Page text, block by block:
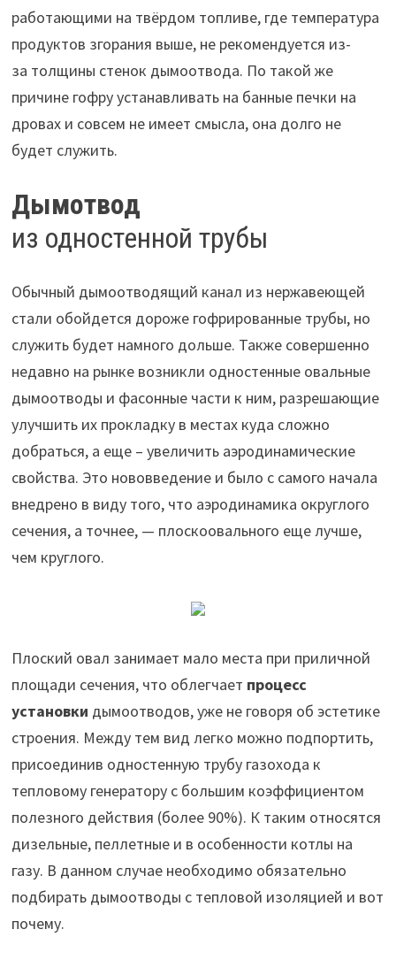
работающими на твёрдом топливе, где температура
продуктов згорания выше, не рекомендуется из-
за толщины стенок дымоотвода. По такой же
причине гофру устанавливать на банные печки на
дровах и совсем не имеет смысла, она долго не
будет служить.
Дымотвод
из одностенной трубы
Обычный дымоотводящий канал из нержавеющей
стали обойдется дороже гофрированные трубы, но
служить будет намного дольше. Также совершенно
недавно на рынке возникли одностенные овальные
дымоотводы и фасонные части к ним, разрешающие
улучшить их прокладку в местах куда сложно
добраться, а еще – увеличить аэродинамические
свойства. Это нововведение и было с самого начала
внедрено в виду того, что аэродинамика округлого
сечения, а точнее, — плоскоовального еще лучше,
чем круглого.
Плоский овал занимает мало места при приличной
площади сечения, что облегчает процесс
установки дымоотводов, уже не говоря об эстетике
строения. Между тем вид легко можно подпортить,
присоединив одностенную трубу газохода к
тепловому генератору с большим коэффициентом
полезного действия (более 90%). К таким относятся
дизельные, пеллетные и в особенности котлы на
газу. В данном случае необходимо обязательно
подбирать дымоотводы с тепловой изоляцией и вот
почему.